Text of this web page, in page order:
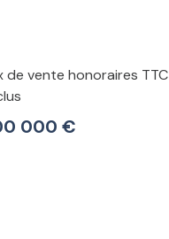
de vente honoraires TTC
000 €